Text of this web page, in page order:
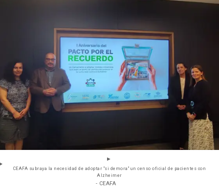
CEAFA subraya la necesidad de adoptar "si demora" un censo oficial de pacientes con
Alzheimer
- CEAFA